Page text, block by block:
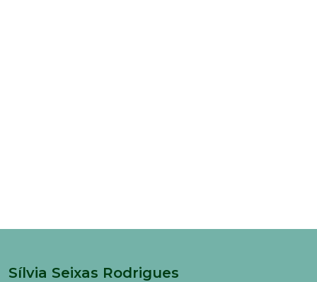
Sílvia Seixas Rodrigues